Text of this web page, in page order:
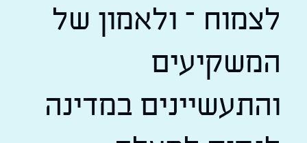
לצמוח – ולאמון של
המשקיעים
והתעשיינים במדינה